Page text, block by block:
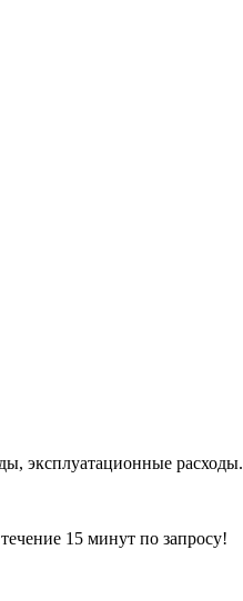
эксплуатационные расходы.
15 минут по запросу!